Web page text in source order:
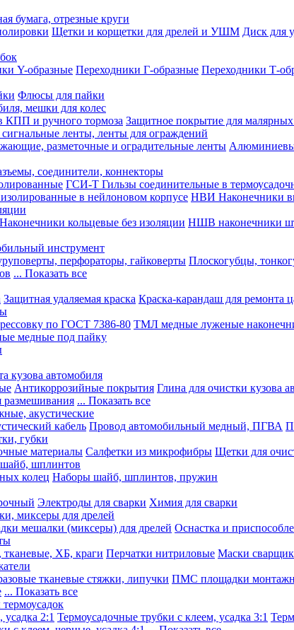
бумага, отрезные круги
Щетки и корщетки для дрелей и УШМ Диск для
Y-образные Переходники Г-образные Переходники Т-
Флюсы для пайки
мешки для колес
КПП и ручного тормоза Защитное покрытие для малярных
ленты, ленты для ограждений
разметочные и оградительные ленты
соединители, коннекторы
ГСИ-Т Гильзы соединительные в
в нейлоновом корпусе НВИ Наконечники
кольцевые без изоляции НШВ наконечники
инструмент
перфораторы, гайковерты Плоскогубцы,
... Показать все
Защитная удаляемая краска Краска-карандаш для ремонта
по ГОСТ 7386-80 ТМЛ медные луженые
медные под пайку
кузова автомобиля
Антикоррозийные покрытия Глина для очистки кузова
размешивания ... Показать все
акустические
кабель Провод автомобильный медный, ПГВА
губки
материалы Салфетки из микрофибры Щетки для
шплинтов
колец Наборы шайб, шплинтов, пружин
Электроды для сварки Химия для сварки
миксеры для дрелей
мешалки (миксеры) для дрелей Оснастка и
тканевые, ХБ, краги Перчатки нитриловые Маски
тканевые стяжки, липучки ПМС площадки
... Показать все
2:1 Термоусадочные трубки с клеем, усадка 3:1